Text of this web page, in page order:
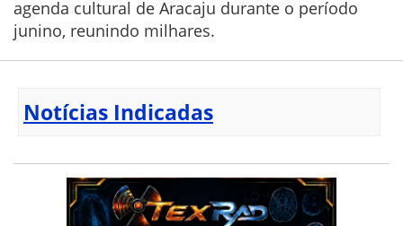
agenda cultural de Aracaju durante o período
junino, reunindo milhares.
Notícias Indicadas